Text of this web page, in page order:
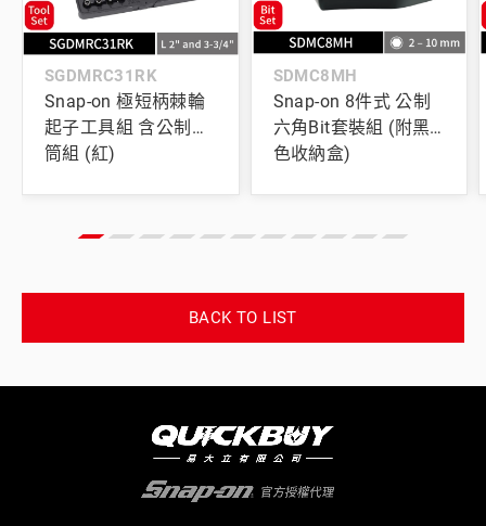
SGDMRC31RK
Snap-on 極短柄棘輪
起子工具組 含公制套
筒組 (紅)
SDMC8MH
Snap-on 8件式 公制
六角Bit套裝組 (附黑
色收納盒)
BACK TO LIST